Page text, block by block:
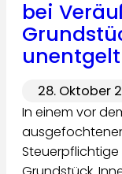
bei
28. Oktober
In einem vor